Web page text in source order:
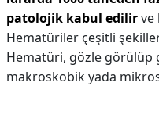
patolojik kabul edilirve
Hematüriler çeşitli
Hematüri, gözle görülüp
makroskobik yada